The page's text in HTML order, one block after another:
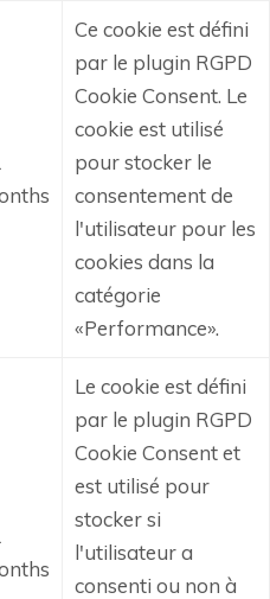
Ce cookie est défini
par le plugin RGPD
Cookie Consent. Le
cookie est utilisé
pour stocker le
consentement de
l'utilisateur pour les
cookies dans la
catégorie
«Performance».
Le cookie est défini
par le plugin RGPD
Cookie Consent et
est utilisé pour
stocker si
l'utilisateur a
consenti ou non à